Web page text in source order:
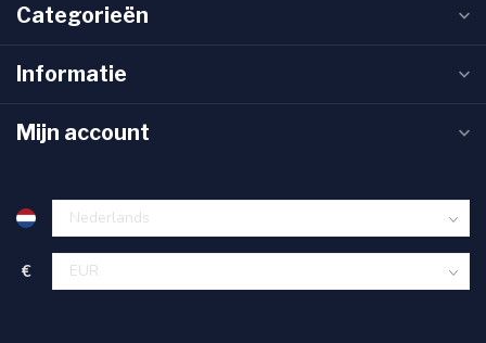
Categorieën
Informatie
Mijn account
€